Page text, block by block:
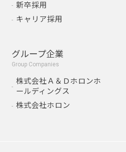
新卒採用
キャリア採用
グループ企業
Group Companies
株式会社Ａ＆Ｄホロンホ
ールディングス
株式会社ホロン